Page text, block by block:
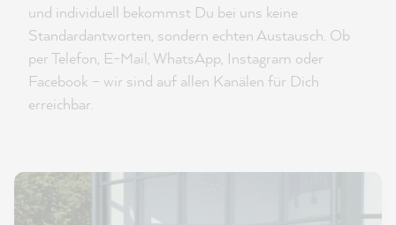
und individuell bekommst Du bei uns keine
Standardantworten, sondern echten Austausch. Ob
per Telefon, E-Mail, WhatsApp, Instagram oder
Facebook – wir sind auf allen Kanälen für Dich
erreichbar.